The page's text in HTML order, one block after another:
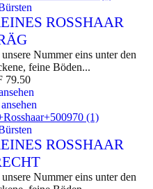
ROSSHAAR
Nummer eins unter den
feine Böden...
79.50
ROSSHAAR
Nummer eins unter den